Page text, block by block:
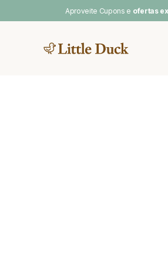
Aproveite Cupons e ofertas